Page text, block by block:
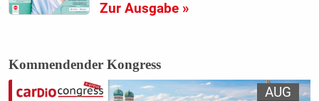
Zur Ausgabe »
Kommendender Kongress
AUG